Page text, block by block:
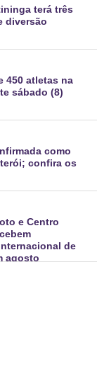
terá três
diversão
450 atletas na
sábado (8)
como
confira os
e Centro
de
agosto